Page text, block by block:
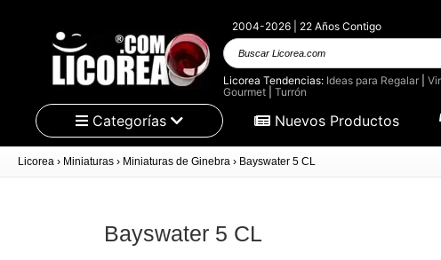
2004-2026 | 22 Años Contigo
Buscar
Licorea.com
Licorea Tendencias: Ideas para Regalar|
Gourmet| Turrón
Categorías Nuevos Productos
Licorea › Miniaturas › Miniaturas de Ginebra › Bayswater 5 CL
Bayswater 5 CL